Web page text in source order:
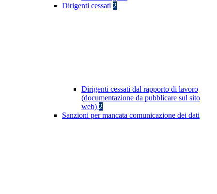
Dirigenti cessati 2
Dirigenti cessati dal rapporto di lavoro
(documentazione da pubblicare sul sito
web) 2
Sanzioni per mancata comunicazione dei dati